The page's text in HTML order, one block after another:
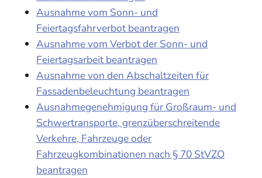
Ausnahme vom Sonn- und
Feiertagsfahrverbot beantragen
Ausnahme vom Verbot der Sonn- und
Feiertagsarbeit beantragen
Ausnahme von den Abschaltzeiten für
Fassadenbeleuchtung beantragen
Ausnahmegenehmigung für Großraum- und
Schwertransporte, grenzüberschreitende
Verkehre, Fahrzeuge oder
Fahrzeugkombinationen nach § 70 StVZO
beantragen